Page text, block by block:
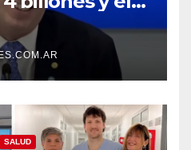
BCRA
risita
SALUD